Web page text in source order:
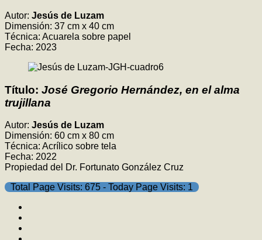
Autor: Jesús de Luzam
Dimensión: 37 cm x 40 cm
Técnica: Acuarela sobre papel
Fecha: 2023
Título: José Gregorio Hernández, en el alma
trujillana
Autor: Jesús de Luzam
Dimensión: 60 cm x 80 cm
Técnica: Acrílico sobre tela
Fecha: 2022
Propiedad del Dr. Fortunato González Cruz
Total Page Visits: 675 - Today Page Visits: 1